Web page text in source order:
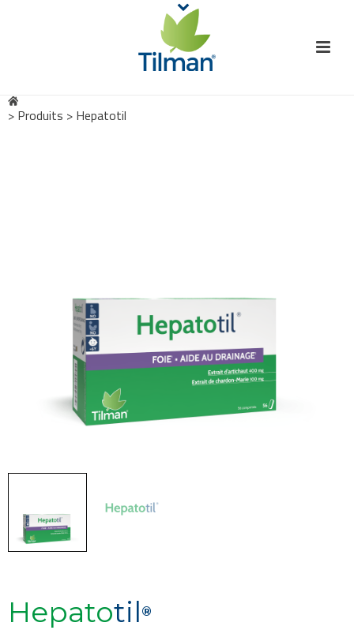
> Produits > Hepatotil
Hepatotil ®